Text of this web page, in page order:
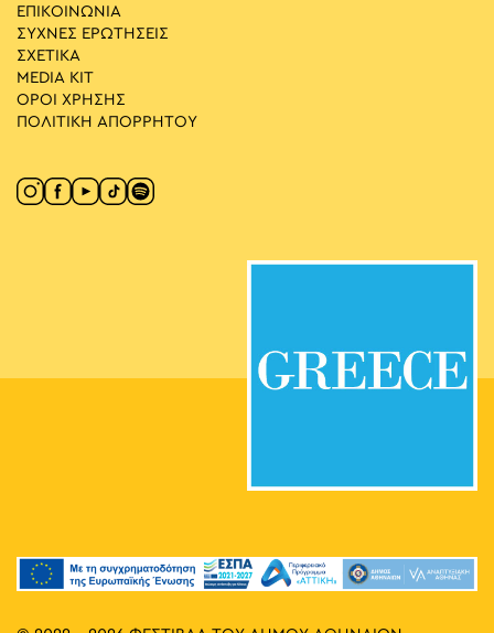
ΕΠΙΚΟΙΝΩΝΙΑ
ΣΥΧΝΕΣ ΕΡΩΤΗΣΕΙΣ
ΣΧΕΤΙΚΑ
MEDIA ΚIT
ΟΡΟΙ ΧΡΗΣΗΣ
ΠΟΛΙΤΙΚΗ ΑΠΟΡΡΗΤΟΥ